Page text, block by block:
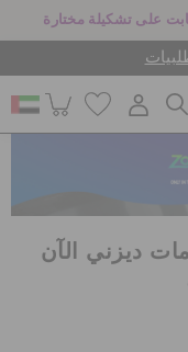
ديزني الآن